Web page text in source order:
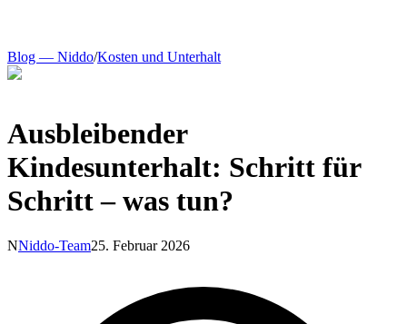
Blog — Niddo/Kosten und Unterhalt
Ausbleibender
Kindesunterhalt: Schritt für
Schritt – was tun?
NNiddo-Team25. Februar 2026